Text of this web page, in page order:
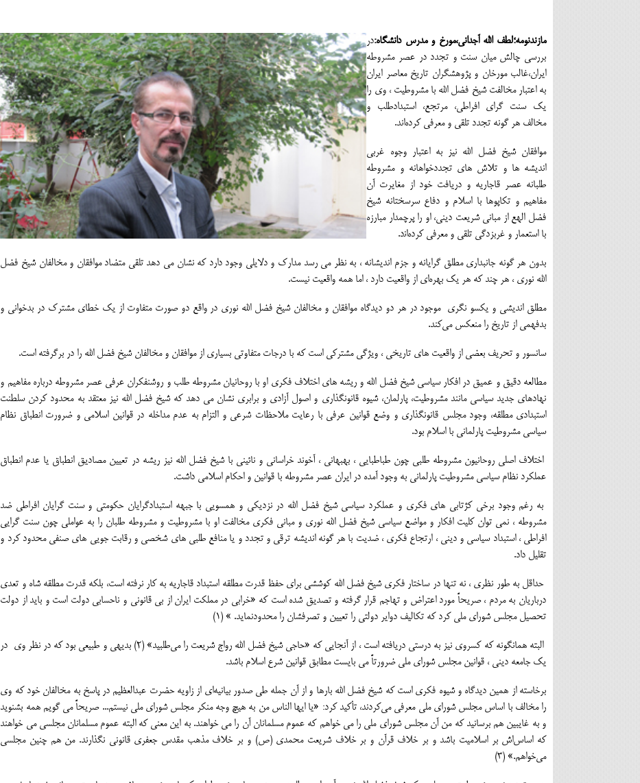
مازندنومه؛لطف الله آجداني،مورخ و مدرس دانشگاه:در
بررسی چالش میان سنت و تجدد در عصر مشروطه
ایران،غالب مورخان و پژوهشگران تاریخ معاصر ایران
به اعتبار مخالفت شیخ فضل الله با مشروطیت ، وی را
یک سنت گرای افراطی، مرتجع، استبدادطلب و
مخالف هر گونه تجدد تلقی و معرفی کردهﺍند.
موافقان شیخ فضل الله نیز به اعتبار وجوه غربی
اندیشه ها و تلاش های تجددخواهانه و مشروطه
طلبانه عصر قاجاریه و دریافت خود از مغایرت آن
مفاهیم و تکاپوها با اسلام و دفاع سرسختانه شیخ
فضل الهع از مبانی شریعت دینی، او را پرچمدار مبارزه
با استعمار و غربزدگی تلقی و معرفی کردهﺍﻧد.
بدون هر گونه جانبداری مطلق گرایانه و جزم اندیشانه ، به نظر می رسد مدارک و دلایلی وجود دارد که نشان می دهد تلقی متضاد موافقان و مخالفان شیخ فضل
الله نوری ، هر چند که هر یک بهرهﺍﻱ از واقعیت دارد ، اما همه واقعیت نیست.
مطلق اندیشی و یکسو نگری موجود در هر دو دیدگاه موافقان و مخالفان شیخ فضل الله نوری در واقع دو صورت متفاوت از یک خطای مشترک در بدخوانی و
بدفهمی از تاریخ را منعکس ﻣﻰکند.
سانسور و تحریف بعضی از واقعیت های تاریخی ، ویژگی مشترکی است که با درجات متفاوتی بسیاری از موافقان و مخالفان شیخ فضل الله را در برگرفته است.
مطالعه دقیق و عمیق در افکار سیاسی شیخ فضل الله و ریشه های اختلاف فکری او با روحانیان مشروطه طلب و روشنفکران عرفی عصر مشروطه درباره مفاهیم و
نهادهای جدید سیاسی مانند مشروطیت، پارلمان، شیوه قانونگذاری و اصول آزادی و برابری نشان می دهد که شیخ فضل الله نیز معتقد به محدود کردن سلطنت
استبدادی مطلقه، وجود مجلس قانونگذاری و وضع قوانین عرفی با رعایت ملاحظات شرعی و التزام به عدم مداخله در قوانین اسلامی و ضرورت انطباق نظام
سیاسی مشروطیت پارلمانی با اسلام بود.
اختلاف اصلی روحانیون مشروطه طلبی چون طباطبایی ، بهبهانی ، آخوند خراسانی و نائینی با شیخ فضل الله نیز ریشه در تعیین مصادیق انطباق یا عدم انطباق
عملکرد نظام سیاسی مشروطیت پارلمانی به وجود آمده در ایران عصر مشروطه با قوانین و احکام اسلامی داشت.
به رغم وجود برخی کژتابی های فکری و عملکرد سیاسی شیخ فضل الله در نزدیکی و همسویی با جبهه استبدادگرایان حکومتی و سنت گرایان افراطی ضد
مشروطه ، نمی توان کلیت افکار و مواضع سیاسی شیخ فضل الله نوری و مبانی فکری مخالفت او با مشروطیت و مشروطه طلبان را به عواملی چون سنت گرایی
افراطی ، استبداد سیاسی و دینی ، ارتجاع فکری ، ضدیت با هر گونه اندیشه ترقی و تجدد و یا منافع طلبی های شخصی و رقابت جویی های صنفی محدود کرد و
تقلیل داد.
حداقل به طور نظری ، نه تنها در ساختار فکری شیخ فضل الله کوششی برای حفظ قدرت مطلقه استبداد قاجاریه به کار نرفته است، بلکه قدرت مطلقه شاه و تعدی
درباریان به مردم ، صریحاً مورد اعتراض و تهاجم قرار گرفته و تصدیق شده است که «خرابی در مملکت ایران از بی قانونی و ناحسابی دولت است و باید از دولت
تحصیل مجلس شورای ملی کرد که تکالیف دوایر دولتی را تعیین و تصرفشان را محدودنماید. » (1)
البته همانگونه که کسروی نیز به درستی دریافته است ، از آنجایی که «حاجی شیخ فضل الله رواج شریعت را ﻣﻰطلبید» (2) بدیهی و طبیعی بود که در نظر وی در
یک جامعه دینی ، قوانین مجلس شورای ملی ضرورتاً می بایست مطابق قوانین شرع اسلام باشد.
برخاسته از همین دیدگاه و شیوه فکری است که شیخ فضل الله بارها و از آن جمله طی صدور بیانیهﺍی از زاویه حضرت عبدالعظیم در پاسخ به مخالفان خود که وی
را مخالف با اساس مجلس شورای ملی معرفی ﻣﻰکردند، تأکید کرد: «یا ایها الناس من به هیچ وجه منکر مجلس شورای ملی نیستم... صریحاً می گویم همه بشنوید
و به غایبین هم برسانید که من آن مجلس شورای ملی را می خواهم که عموم مسلمانان آن را می خواهند. به این معنی که البته عموم مسلمانان مجلسی می خواهند
که اساسﺍش بر اسلامیت باشد و بر خلاف قرآن و بر خلاف شریعت محمدی (ص) و بر خلاف مذهب مقدس جعفری قانونی نگذارند. من هم چنین مجلسی
ﻣﻰخواهم.» (3)